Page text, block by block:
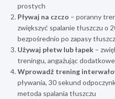
prostych
Pływaj na czczo – poranny
zwiększyć spalanie tłuszczu o
bezpośrednio po zapasy
Używaj płetw lub łapek –
treningu, angażując
Wprowadź trening
pływania, 30 sekund
metoda spalania tłuszczu